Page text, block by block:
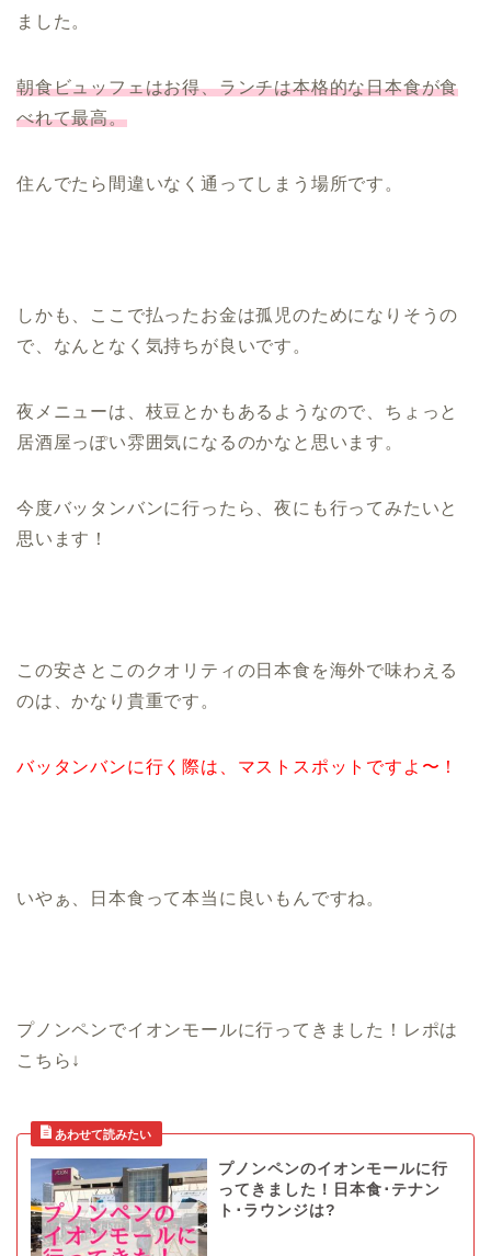
ました。
朝食ビュッフェはお得、ランチは本格的な日本食が食
べれて最高。
住んでたら間違いなく通ってしまう場所です。
しかも、ここで払ったお金は孤児のためになりそうの
で、なんとなく気持ちが良いです。
夜メニューは、枝豆とかもあるようなので、ちょっと
居酒屋っぽい雰囲気になるのかなと思います。
今度バッタンバンに行ったら、夜にも行ってみたいと
思います！
この安さとこのクオリティの日本食を海外で味わえる
のは、かなり貴重です。
バッタンバンに行く際は、マストスポットですよ〜！
いやぁ、日本食って本当に良いもんですね。
プノンペンでイオンモールに行ってきました！レポは
こちら↓
プノンペンのイオンモールに行
ってきました！日本食･テナン
ト･ラウンジは?